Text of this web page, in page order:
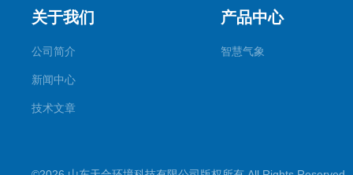
关于我们
公司简介
新闻中心
技术文章
产品中心
智慧气象